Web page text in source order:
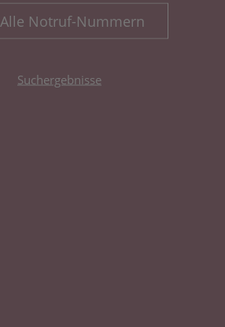
Alle Notruf-Nummern
Suchergebnisse